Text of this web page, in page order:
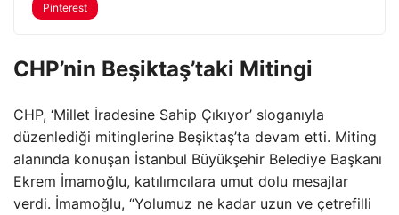
Pinterest
CHP’nin Beşiktaş’taki Mitingi
CHP, ‘Millet İradesine Sahip Çıkıyor’ sloganıyla
düzenlediği mitinglerine Beşiktaş’ta devam etti. Miting
alanında konuşan İstanbul Büyükşehir Belediye Başkanı
Ekrem İmamoğlu, katılımcılara umut dolu mesajlar
verdi. İmamoğlu, “Yolumuz ne kadar uzun ve çetrefilli